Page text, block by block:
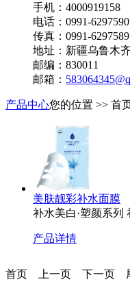
手机：4000919158
电话：0991-6297590
传真：0991-6297589
地址：新疆乌鲁木
邮编：830011
邮箱：
产品中心您的位置 >> 首
美肤靓彩补水面膜
补水美白·塑颜系列
产品详情
首页 上一页 下一页